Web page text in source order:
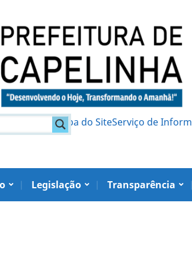
Mapa do SiteServiço de
Legislação Transparência